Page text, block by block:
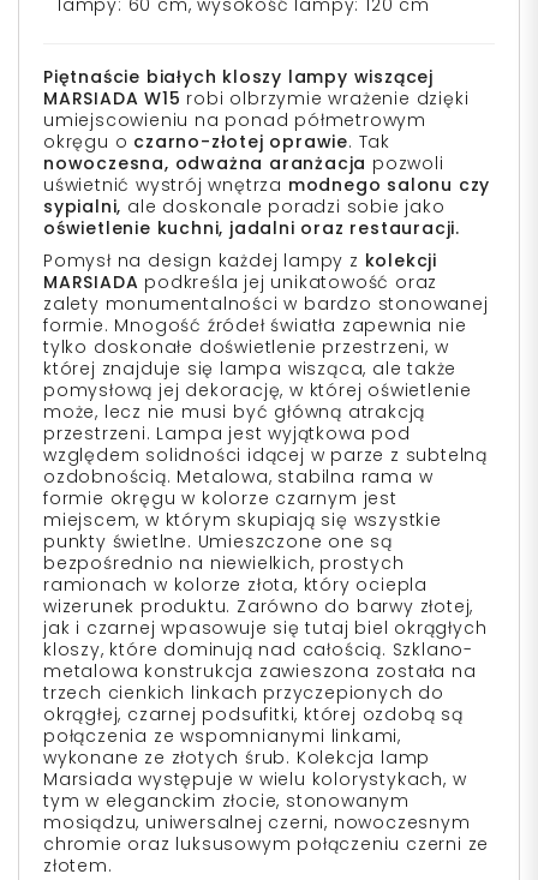
lampy: 60 cm, wysokość lampy: 120 cm
Piętnaście białych kloszy lampy wiszącej
MARSIADA W15 robi olbrzymie wrażenie dzięki
umiejscowieniu na ponad półmetrowym
okręgu o czarno-złotej oprawie. Tak
nowoczesna, odważna aranżacja pozwoli
uświetnić wystrój wnętrza modnego salonu czy
sypialni, ale doskonale poradzi sobie jako
oświetlenie kuchni, jadalni oraz restauracji.
Pomysł na design każdej lampy z kolekcji
MARSIADA podkreśla jej unikatowość oraz
zalety monumentalności w bardzo stonowanej
formie. Mnogość źródeł światła zapewnia nie
tylko doskonałe doświetlenie przestrzeni, w
której znajduje się lampa wisząca, ale także
pomysłową jej dekorację, w której oświetlenie
może, lecz nie musi być główną atrakcją
przestrzeni. Lampa jest wyjątkowa pod
względem solidności idącej w parze z subtelną
ozdobnością. Metalowa, stabilna rama w
formie okręgu w kolorze czarnym jest
miejscem, w którym skupiają się wszystkie
punkty świetlne. Umieszczone one są
bezpośrednio na niewielkich, prostych
ramionach w kolorze złota, który ociepla
wizerunek produktu. Zarówno do barwy złotej,
jak i czarnej wpasowuje się tutaj biel okrągłych
kloszy, które dominują nad całością. Szklano-
metalowa konstrukcja zawieszona została na
trzech cienkich linkach przyczepionych do
okrągłej, czarnej podsufitki, której ozdobą są
połączenia ze wspomnianymi linkami,
wykonane ze złotych śrub. Kolekcja lamp
Marsiada występuje w wielu kolorystykach, w
tym w eleganckim złocie, stonowanym
mosiądzu, uniwersalnej czerni, nowoczesnym
chromie oraz luksusowym połączeniu czerni ze
złotem.